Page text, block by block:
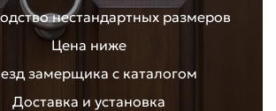
нестандартных размеров
Цена ниже
замерщика с каталогом
Доставка и установка